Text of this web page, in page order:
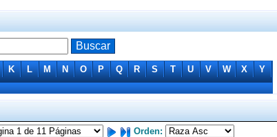
K L M N O P Q R S T U V W X
Y
Orden: